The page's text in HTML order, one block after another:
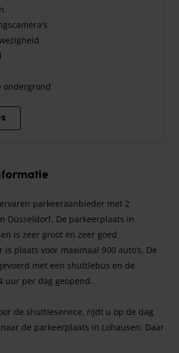
ondergrond
parkeeraanbieder met 2
Düsseldorf. De parkeerplaats in
is zeer groot en zeer goed
plaats voor maximaal 900 auto’s. De
met een shuttlebus en de
uur per dag geopend.
de shuttleservice, rijdt u op de dag
de parkeerplaats in Lohausen. Daar